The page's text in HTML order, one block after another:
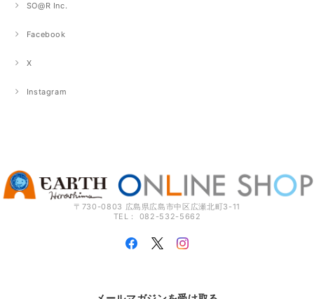
SO@R Inc.
Facebook
X
Instagram
〒730-0803 広島県広島市中区広瀬北町3-11
TEL： 082-532-5662